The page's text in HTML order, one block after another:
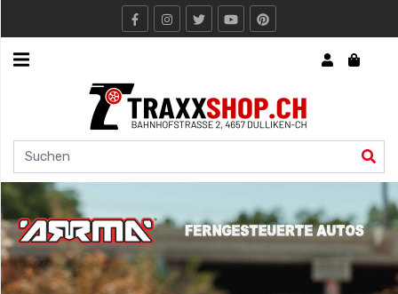
Express
Traxxshop.ch
Rc
Boote
/
Schiffe
Traxxas
RC